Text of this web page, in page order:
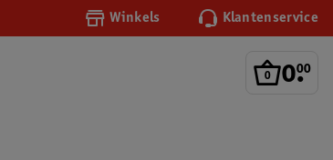
Winkels Klantenservice
0.
00